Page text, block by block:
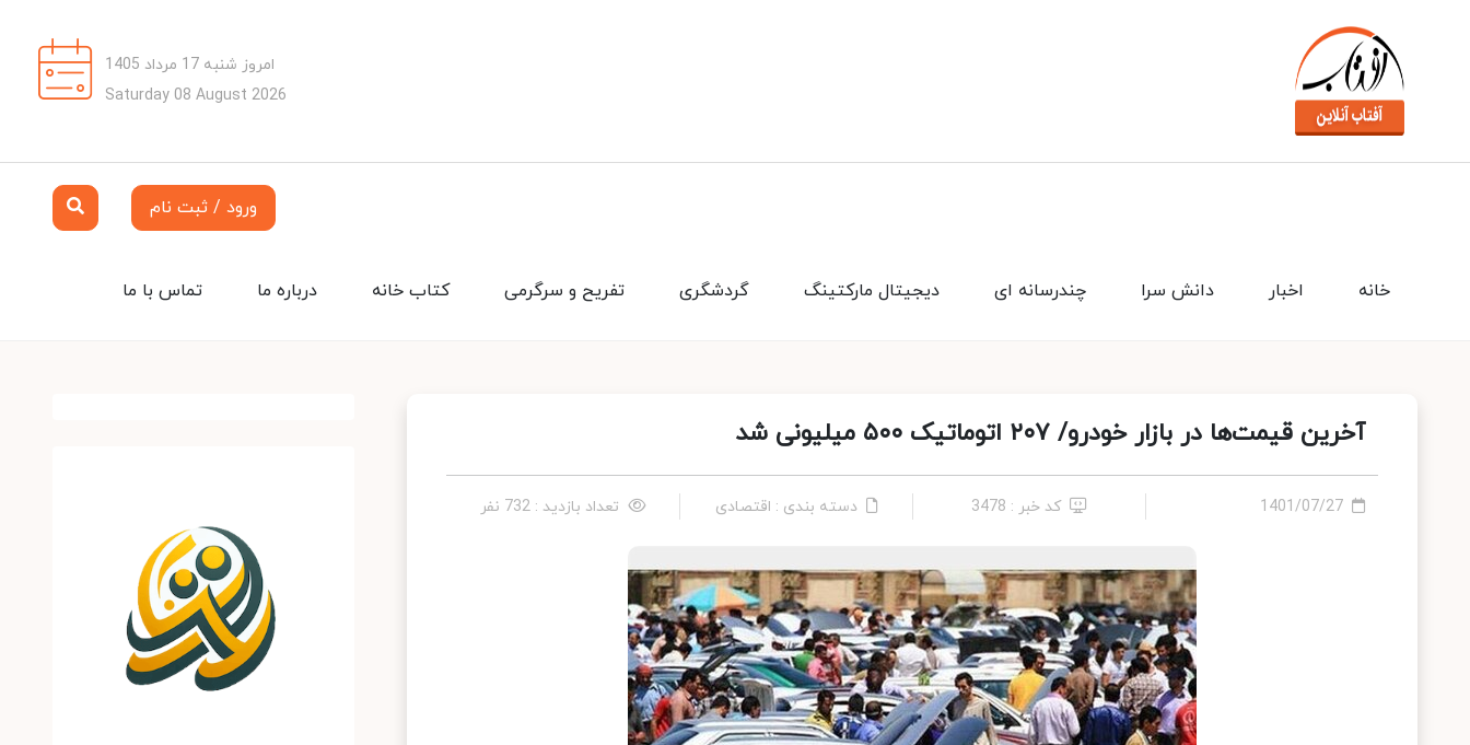
امروز شنبه 17 مرداد 1405
Saturday 08 August 2026
ورود / ثبت نام
تماس با ما درباره ما کتاب خانه تفریح و سرگرمی گردشگری دیجیتال مارکتینگ چندرسانه ای دانش سرا اخبار خانه
آخرین قیمت‌ها در بازار خودرو/ ۲۰۷ اتوماتیک ۵۰۰ میلیونی شد
1401/07/27 کد خبر : 3478 دسته بندی : اقتصادی تعداد بازدید : 732 نفر